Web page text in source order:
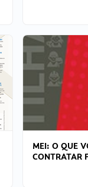
MEI: O QUE
CONTRATAR